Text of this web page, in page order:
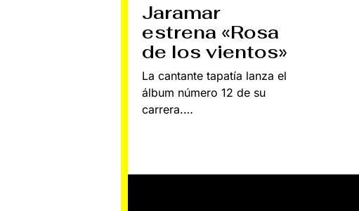
Jaramar
estrena «Rosa
de los vientos»
La cantante tapatía lanza el
álbum número 12 de su
carrera.…